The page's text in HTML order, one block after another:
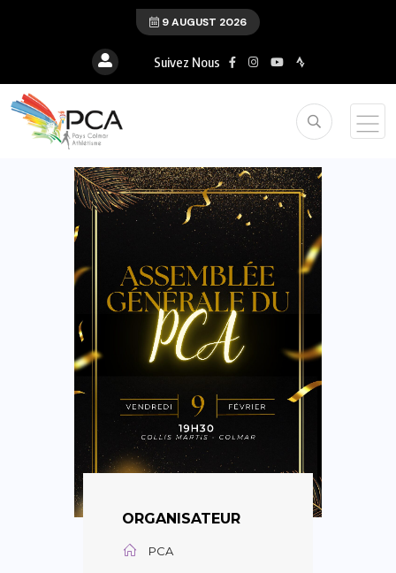
9 AUGUST 2026
Suivez Nous
ORGANISATEUR
PCA